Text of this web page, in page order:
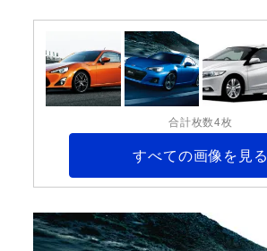
合計枚数4枚
すべての画像を見る